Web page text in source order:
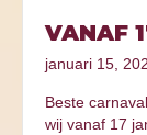
VANAF
januari 15,
Beste
wij vanaf 17